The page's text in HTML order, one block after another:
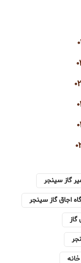
گاز سینجر
اجاق گاز سینجر